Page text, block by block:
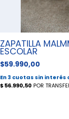
ZAPATILLA
ESCOLAR
$59.990,00